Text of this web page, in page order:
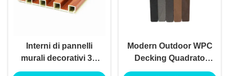
Interni di pannelli
murali decorativi 3D
eco-friendly a prova
Modern Outdoor WPC
Decking Quadrato
Ignifugo Ignifugo